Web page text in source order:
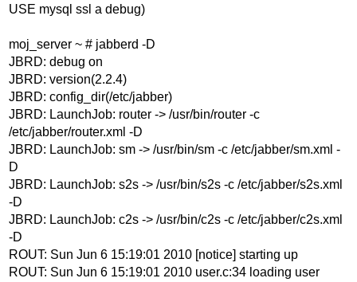
USE mysql ssl a debug)
moj_server ~ # jabberd -D
JBRD: debug on
JBRD: version(2.2.4)
JBRD: config_dir(/etc/jabber)
JBRD: LaunchJob: router -> /usr/bin/router -c
/etc/jabber/router.xml -D
JBRD: LaunchJob: sm -> /usr/bin/sm -c /etc/jabber/sm.xml -
D
JBRD: LaunchJob: s2s -> /usr/bin/s2s -c /etc/jabber/s2s.xml
-D
JBRD: LaunchJob: c2s -> /usr/bin/c2s -c /etc/jabber/c2s.xml
-D
ROUT: Sun Jun 6 15:19:01 2010 [notice] starting up
ROUT: Sun Jun 6 15:19:01 2010 user.c:34 loading user